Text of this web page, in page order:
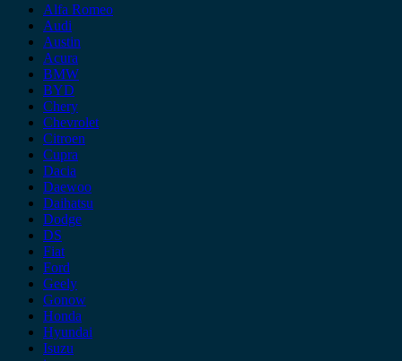
Alfa Romeo
Audi
Austin
Acura
BMW
BYD
Chery
Chevrolet
Citroen
Cupra
Dacia
Daewoo
Daihatsu
Dodge
DS
Fiat
Ford
Geely
Gonow
Honda
Hyundai
Isuzu